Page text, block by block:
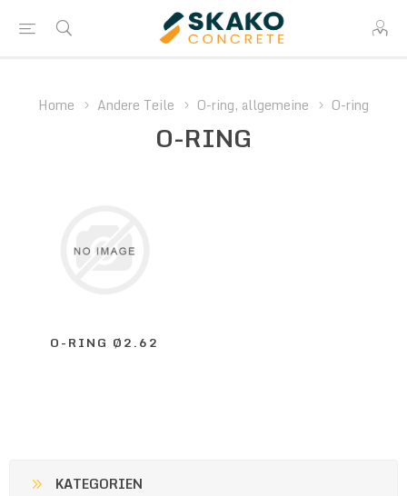
Home Andere Teile O-ring, allgemeine O-ring
O-RING
O-RING Ø2.62
KATEGORIEN